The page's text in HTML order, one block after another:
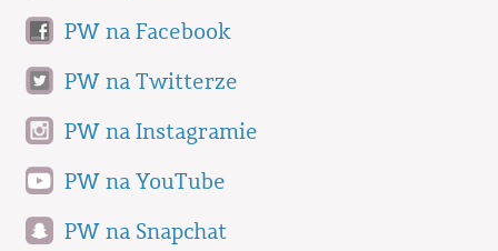
PW na Facebook
PW na Twitterze
PW na Instagramie
PW na YouTube
PW na Snapchat